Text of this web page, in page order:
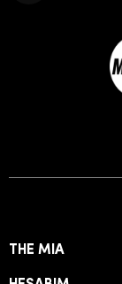
THE MIA